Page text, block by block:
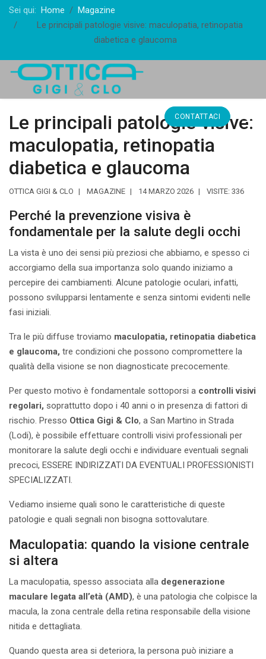
Sei qui: Home
Magazine
Le principali patologie visive: maculopatia, retinopatia
diabetica e glaucoma
CONTATTACI
Le principali patologie visive:
maculopatia, retinopatia
diabetica e glaucoma
OTTICA GIGI & CLO MAGAZINE 14 MARZO 2026 VISITE: 336
Perché la prevenzione visiva è
fondamentale per la salute degli occhi
La vista è uno dei sensi più preziosi che abbiamo, e spesso ci
accorgiamo della sua importanza solo quando iniziamo a
percepire dei cambiamenti. Alcune patologie oculari, infatti,
possono svilupparsi lentamente e senza sintomi evidenti nelle
fasi iniziali.
Tra le più diffuse troviamo maculopatia, retinopatia diabetica
e glaucoma, tre condizioni che possono compromettere la
qualità della visione se non diagnosticate precocemente.
Per questo motivo è fondamentale sottoporsi a controlli visivi
regolari, soprattutto dopo i 40 anni o in presenza di fattori di
rischio. Presso Ottica Gigi & Clo, a San Martino in Strada
(Lodi), è possibile effettuare controlli visivi professionali per
monitorare la salute degli occhi e individuare eventuali segnali
precoci, ESSERE INDIRIZZATI DA EVENTUALI PROFESSIONISTI
SPECIALIZZATI.
Vediamo insieme quali sono le caratteristiche di queste
patologie e quali segnali non bisogna sottovalutare.
Maculopatia: quando la visione centrale
si altera
La maculopatia, spesso associata alla degenerazione
maculare legata all’età (AMD), è una patologia che colpisce la
macula, la zona centrale della retina responsabile della visione
nitida e dettagliata.
Quando questa area si deteriora, la persona può iniziare a